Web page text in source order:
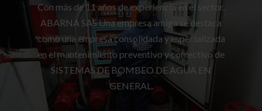
Con más de 11 años de experiencia en el sector,
ABARNA SAS Una empresa amiga se destaca
como una empresa consolidada y especializada
en el mantenimiento preventivo y correctivo de
SISTEMAS DE BOMBEO DE AGUA EN
GENERAL.